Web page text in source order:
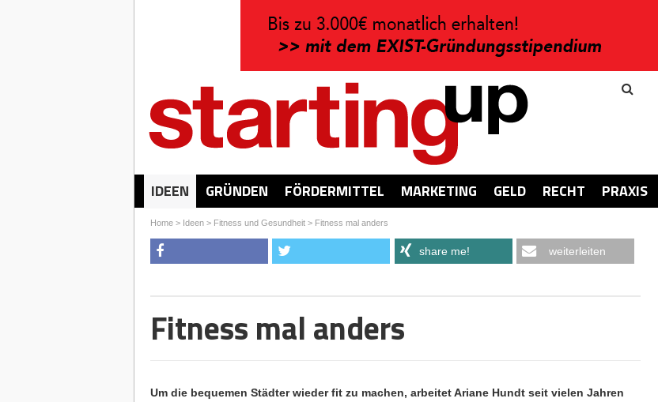
IDEEN GRÜNDEN FÖRDERMITTEL MARKETING GELD RECHT PRAXIS
Home> Ideen> Fitness und Gesundheit> Fitness mal anders
share me! weiterleiten
Fitness mal anders
Um die bequemen Städter wieder fit zu machen, arbeitet Ariane Hundt seit vielen Jahren